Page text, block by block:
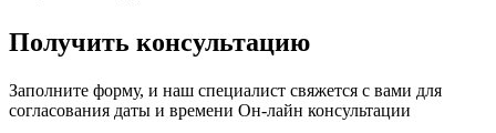
Получить консультацию
Заполните форму, и наш специалист свяжется с вами для
согласования даты и времени Он-лайн консультации